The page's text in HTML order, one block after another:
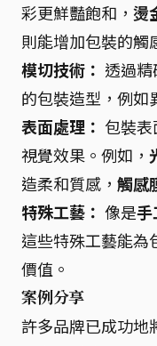
彩更鮮豔飽和， 燙
則能增加包裝的觸
模切技術： 透過
的包裝造型，例如
表面處理： 包裝
視覺效果。例如，
造柔和質感， 觸感
特殊工藝： 像是手
這些特殊工藝能為
價值。
案例分享
許多品牌已成功地